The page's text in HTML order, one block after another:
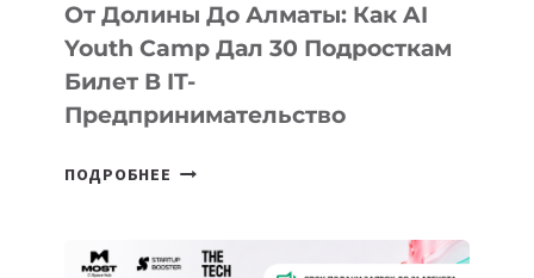
От Долины До Алматы: Как AI
Youth Camp Дал 30 Подросткам
Билет В IT-
Предпринимательство
ПОДРОБНЕЕ ОТ
АЛМАТЫ: